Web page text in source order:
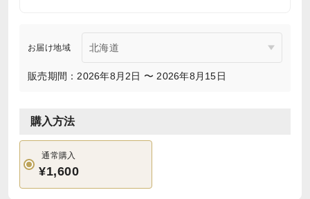
お届け地域
販売期間：2026年8月2日 〜 2026年8月15日
購入方法
通常購入
¥1,600